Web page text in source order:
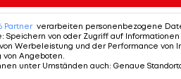
Partner verarbeiten personenbezogene
: Speichern von oder Zugriff auf
Werbeleistung und der Performance von
von Angeboten
unter Umständen auch: Genaue